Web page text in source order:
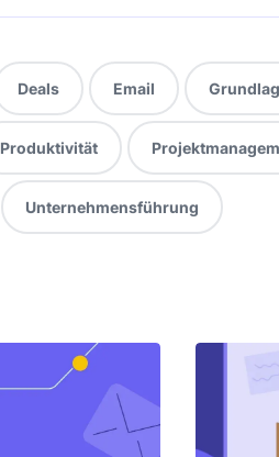
Deals Email
Produktivität
Unternehmensführung